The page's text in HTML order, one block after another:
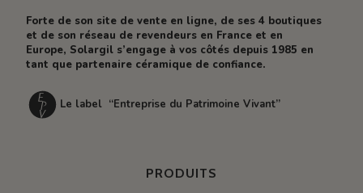
Forte de son site de vente en ligne, de ses 4 boutiques
et de son réseau de revendeurs en France et en
Europe, Solargil s’engage à vos côtés depuis 1985 en
tant que partenaire céramique de confiance.
Le label “Entreprise du Patrimoine Vivant”
PRODUITS